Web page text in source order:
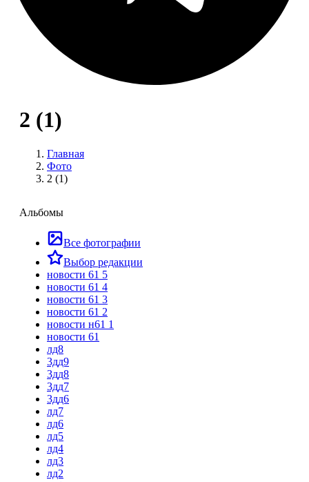
2 (1)
Главная
Фото
2 (1)
Альбомы
Все фотографии
Выбор редакции
новости 61 5
новости 61 4
новости 61 3
новости 61 2
новости н61 1
новости 61
лд8
3дд9
3дд8
3дд7
3дд6
лд7
лд6
лд5
лд4
лд3
лд2